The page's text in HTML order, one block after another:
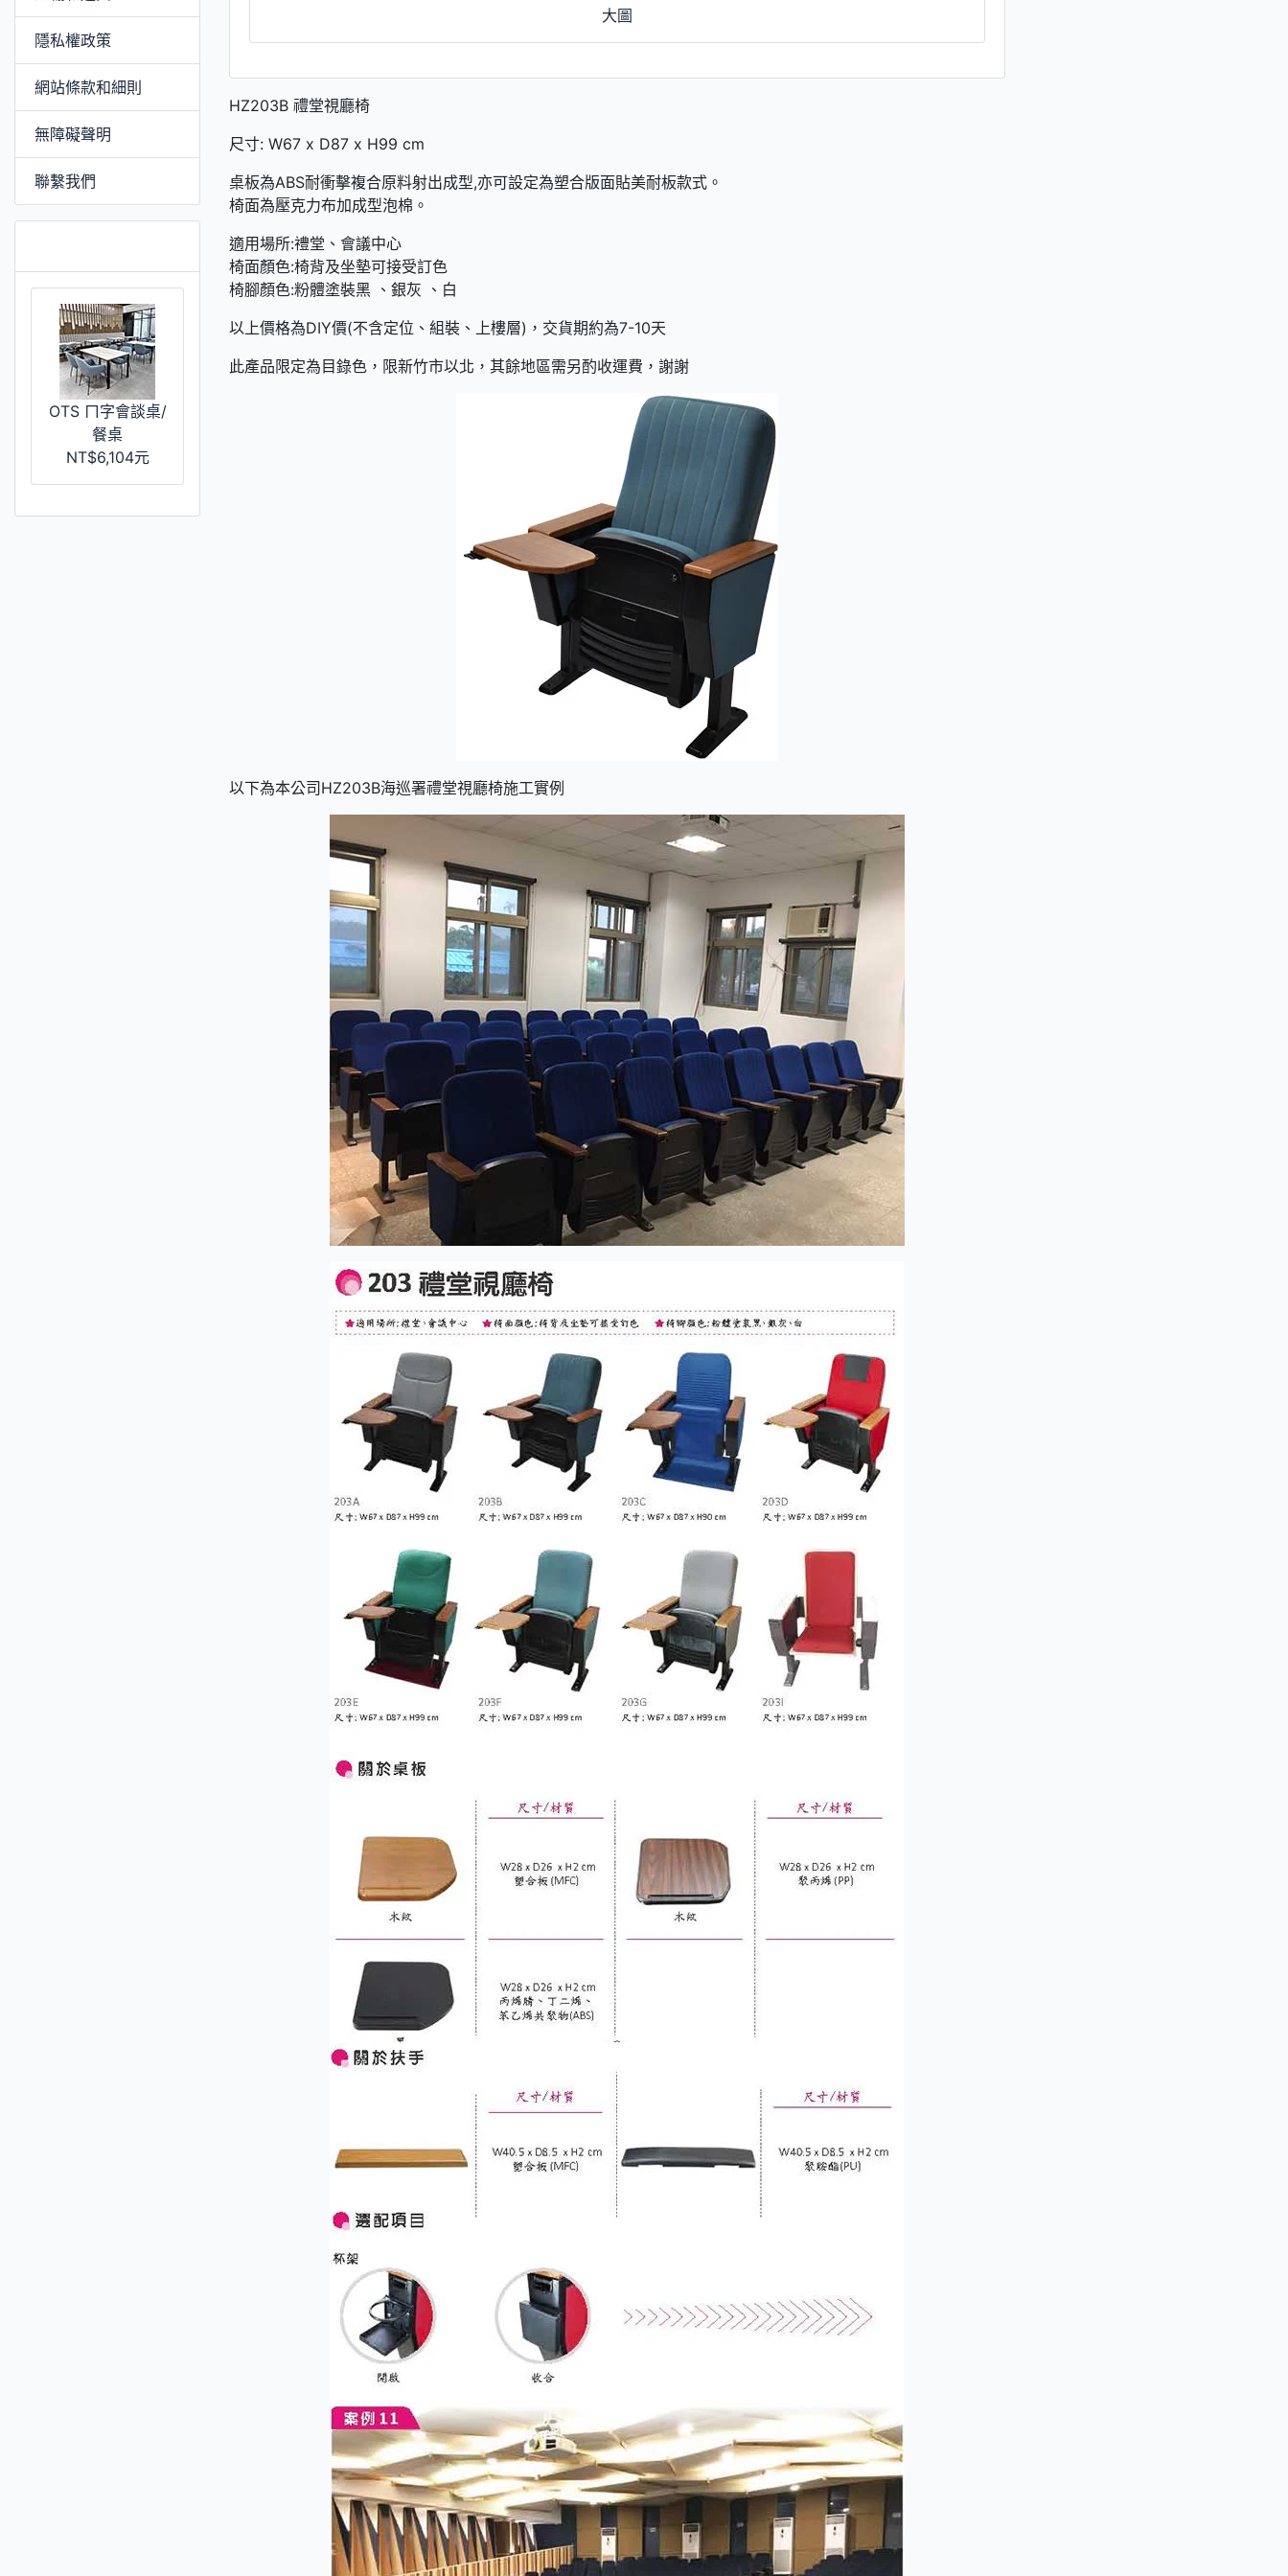
隱私權政策
網站條款和細則
無障礙聲明
聯繫我們
OTS ㄇ字會談桌/
餐桌
NT$6,104元
大圖
HZ203B 禮堂視廳椅
尺寸: W67 x D87 x H99 cm
桌板為ABS耐衝擊複合原料射出成型,亦可設定為塑合版面貼美耐板款式。
椅面為壓克力布加成型泡棉。
適用場所:禮堂、會議中心
椅面顏色:椅背及坐墊可接受訂色
椅腳顏色:粉體塗裝黑 、銀灰 、白
以上價格為DIY價(不含定位、組裝、上樓層)，交貨期約為7-10天
此產品限定為目錄色，限新竹市以北，其餘地區需另酌收運費，謝謝
以下為本公司HZ203B海巡署禮堂視廳椅施工實例